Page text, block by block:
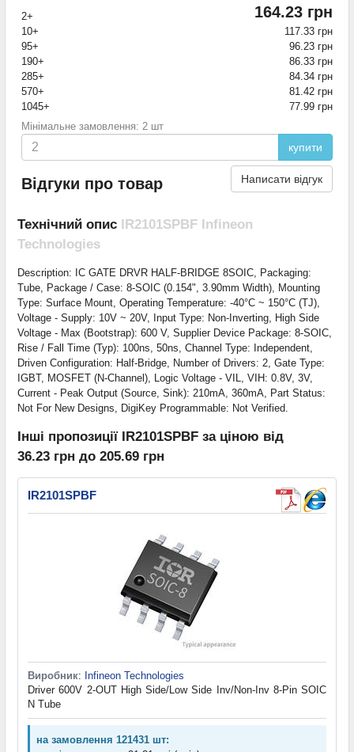
2+
164.23 грн
10+
117.33 грн
95+
96.23 грн
190+
86.33 грн
285+
84.34 грн
570+
81.42 грн
1045+
77.99 грн
Мінімальне замовлення: 2 шт
купити
Відгуки про товар Написати відгук
Технічний опис
IR2101SPBF Infineon
Technologies
Description: IC GATE DRVR HALF-BRIDGE 8SOIC, Packaging:
Tube, Package / Case: 8-SOIC (0.154", 3.90mm Width), Mounting
Type: Surface Mount, Operating Temperature: -40°C ~ 150°C (TJ),
Voltage - Supply: 10V ~ 20V, Input Type: Non-Inverting, High Side
Voltage - Max (Bootstrap): 600 V, Supplier Device Package: 8-SOIC,
Rise / Fall Time (Typ): 100ns, 50ns, Channel Type: Independent,
Driven Configuration: Half-Bridge, Number of Drivers: 2, Gate Type:
IGBT, MOSFET (N-Channel), Logic Voltage - VIL, VIH: 0.8V, 3V,
Current - Peak Output (Source, Sink): 210mA, 360mA, Part Status:
Not For New Designs, DigiKey Programmable: Not Verified.
Інші пропозиції IR2101SPBF за ціною від
36.23 грн до 205.69 грн
IR2101SPBF
Виробник: Infineon Technologies
Driver 600V 2-OUT High Side/Low Side Inv/Non-Inv 8-Pin SOIC
N Tube
на замовлення 121431 шт: